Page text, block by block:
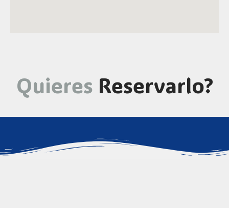
Quieres Reservarlo?